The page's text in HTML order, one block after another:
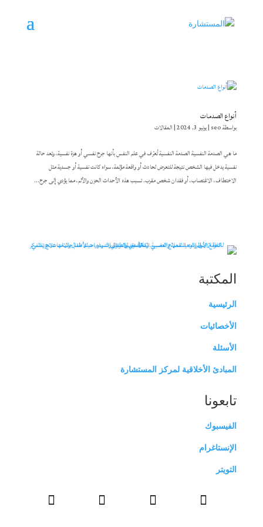
أنواع الصدمات
بواسطةseo
|يونيو 3, 2024 |المقالات
ما هي الصدمة النفسية الصدمة النفسية تُعرّف في علم النفس بأنها جرح نفسي أو هزة نفسية، وتعد حالة
نفسية يدخل فيها الشخص نتيجة للتعرض لحادث أو واقعة مؤلمة، سواء كانت نفسية أو جسدية مثل
الاختطاف، الاغتصاب، أو فقدان شخص مقرب. تسبب هذه الأحداث الحزن والألم، مما يؤدي إلى جرح...
المكتبة
الرئيسية
الأخصائيات
الأسئلة
المبادئ الأخلاقية لمركز المستشارة
تابعونا
الفيسبوك
الإنستاغرام
التويتر
   